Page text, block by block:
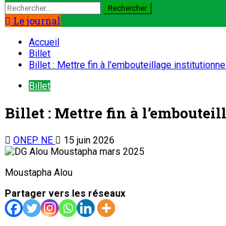
Rechercher :
Le journal
Accueil
Billet
Billet : Mettre fin à l’embouteillage
Billet
Billet : Mettre fin à
ONEP NE 15 juin 2026
Moustapha Alou
Partager vers les réseaux